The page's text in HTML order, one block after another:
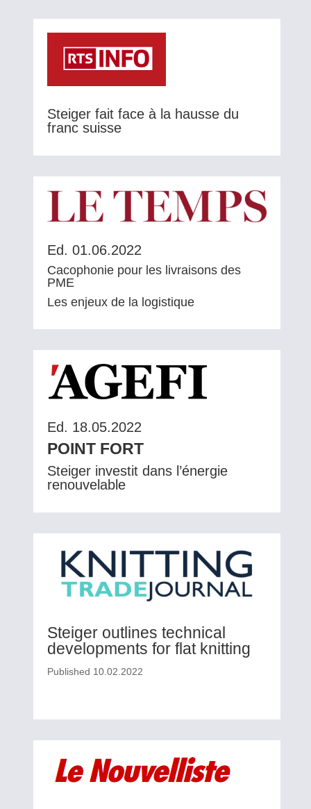
Steiger fait face à la hausse du
franc suisse
Ed. 01.06.2022
Cacophonie pour les livraisons des
PME
Les enjeux de la logistique
Ed. 18.05.2022
POINT FORT
Steiger investit dans l’énergie
renouvelable
Steiger outlines technical
developments for flat knitting
Published 10.02.2022